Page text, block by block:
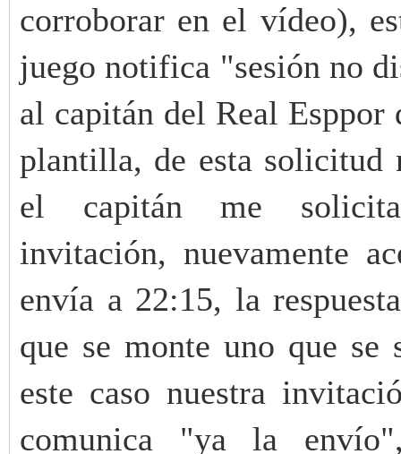
corroborar en el vídeo),
juego notifica "sesión no
al capitán del Real Esppor
plantilla, de esta solicitud
el capitán me
invitación, nuevamente
envía a 22:15, la
que se monte uno que se
este caso nuestra
comunica "ya la